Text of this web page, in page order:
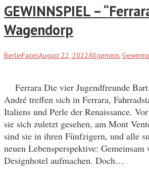
GEWINNSPIEL –
Wagendorp
BerlinFacesAugust 22, 2022Allgemein,
Ferrara Die vier Jugendfreunde
André treffen sich in Ferrara,
Italiens und Perle der Renaissance.
sie sich zuletzt gesehen, am Mont
sind sie in ihren Fünfzigern, und alle
neuen Lebensperspektive:
Designhotel aufmachen. Doch…